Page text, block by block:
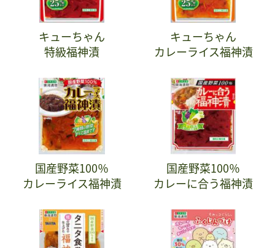
キューちゃん
特級福神漬
キューちゃん
カレーライス福神漬
国産野菜100％
カレーライス福神漬
国産野菜100％
カレーに合う福神漬